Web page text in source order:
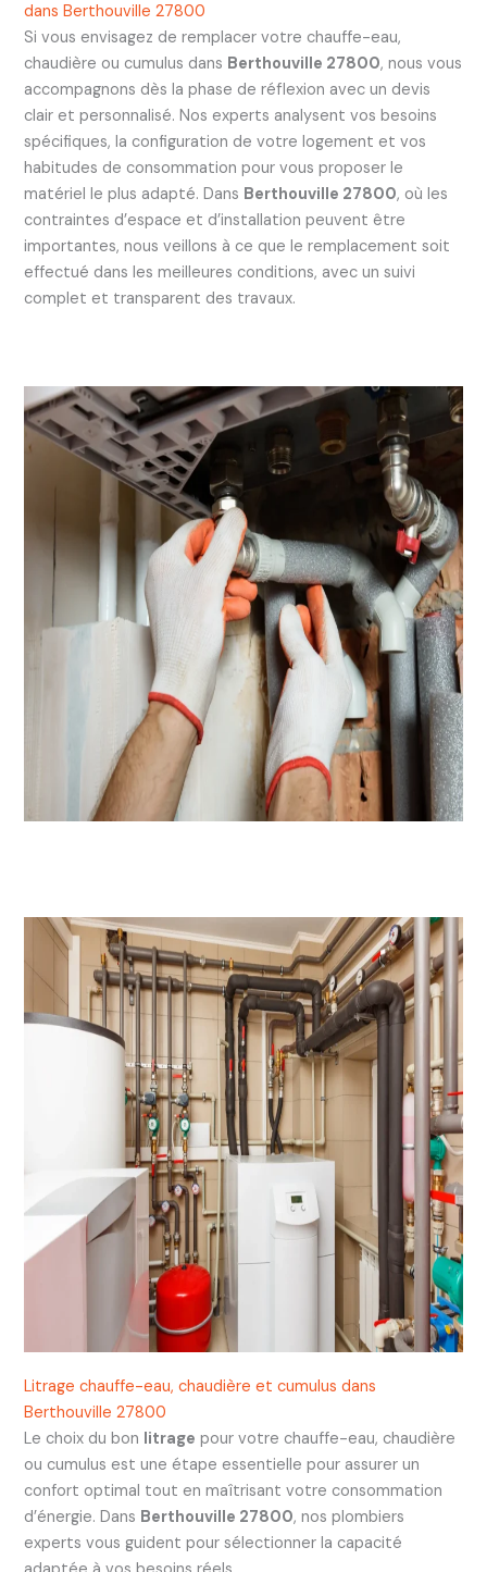
dans Berthouville 27800
Si vous envisagez de remplacer votre chauffe-eau,
chaudière ou cumulus dans Berthouville 27800, nous vous
accompagnons dès la phase de réflexion avec un devis
clair et personnalisé. Nos experts analysent vos besoins
spécifiques, la configuration de votre logement et vos
habitudes de consommation pour vous proposer le
matériel le plus adapté. Dans Berthouville 27800, où les
contraintes d’espace et d’installation peuvent être
importantes, nous veillons à ce que le remplacement soit
effectué dans les meilleures conditions, avec un suivi
complet et transparent des travaux.
Litrage chauffe-eau, chaudière et cumulus dans
Berthouville 27800
Le choix du bon litrage pour votre chauffe-eau, chaudière
ou cumulus est une étape essentielle pour assurer un
confort optimal tout en maîtrisant votre consommation
d’énergie. Dans Berthouville 27800, nos plombiers
experts vous guident pour sélectionner la capacité